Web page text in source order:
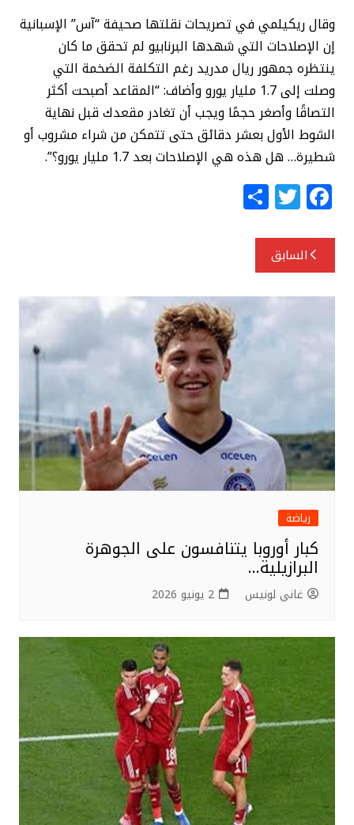
وقال ريكيلمي في تصريحات نقلتها صحيفة “آس” الإسبانية
إن الإصلاحات التي شهدها البرنابيو لم تحقق ما كان
ينتظره جمهور ريال مدريد رغم التكلفة الضخمة التي
وصلت إلى 1.7 مليار يورو وأضاف: “المقاعد أصبحت أكثر
التصاقًا وأصغر حجمًا ويجب أن تغادر مقعدك قبل نهاية
الشوط الأول بعشر دقائق حتى تتمكن من شراء مشروب أو
شطيرة… هل هذه هي الإصلاحات بعد 1.7 مليار يورو؟”.
F
a
c
e
b
o
T
w
itt
e
r
S
h
تصفّح
المقالات
السابق
رياضة
كبار أوروبا يتنافسون على الجوهرة
البرازيلية…
غاني لونيس 2 يونيو 2026